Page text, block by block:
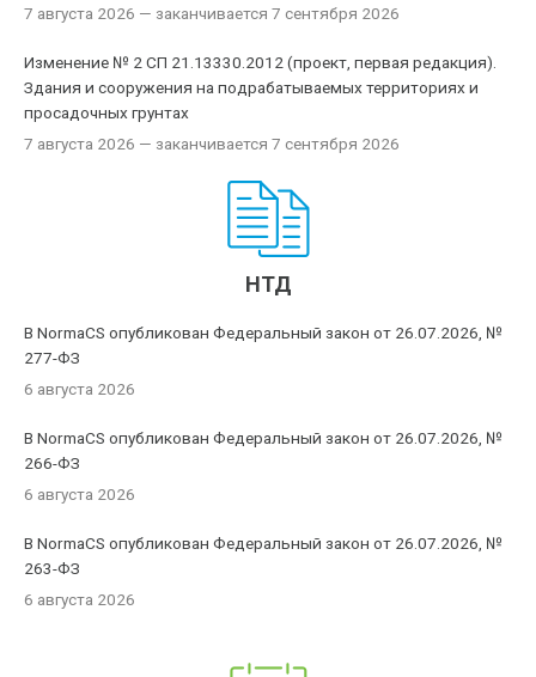
7 августа 2026 — заканчивается 7 сентября 2026
Изменение № 2 СП 21.13330.2012 (проект, первая редакция).
Здания и сооружения на подрабатываемых территориях и
просадочных грунтах
7 августа 2026 — заканчивается 7 сентября 2026
НТД
В NormaCS опубликован Федеральный закон от 26.07.2026, №
277-ФЗ
6 августа 2026
В NormaCS опубликован Федеральный закон от 26.07.2026, №
266-ФЗ
6 августа 2026
В NormaCS опубликован Федеральный закон от 26.07.2026, №
263-ФЗ
6 августа 2026